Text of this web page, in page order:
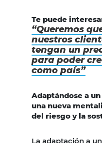
Te puede
“Queremos
nuestros
tengan un
para poder
como país”
Adaptándose a
una nueva
del riesgo y la
La adaptación a